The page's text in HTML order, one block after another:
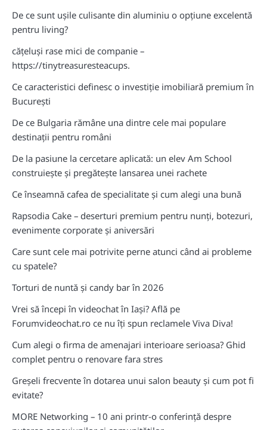
De ce sunt ușile culisante din aluminiu o opțiune excelentă
pentru living?
cățeluși rase mici de companie –
https://tinytreasuresteacups.
Ce caracteristici definesc o investiție imobiliară premium în
București
De ce Bulgaria rămâne una dintre cele mai populare
destinații pentru români
De la pasiune la cercetare aplicată: un elev Am School
construiește și pregătește lansarea unei rachete
Ce înseamnă cafea de specialitate și cum alegi una bună
Rapsodia Cake – deserturi premium pentru nunți, botezuri,
evenimente corporate și aniversări
Care sunt cele mai potrivite perne atunci când ai probleme
cu spatele?
Torturi de nuntă și candy bar în 2026
Vrei să începi în videochat în Iași? Află pe
Forumvideochat.ro ce nu îți spun reclamele Viva Diva!
Cum alegi o firma de amenajari interioare serioasa? Ghid
complet pentru o renovare fara stres
Greșeli frecvente în dotarea unui salon beauty și cum pot fi
evitate?
MORE Networking – 10 ani printr-o conferință despre